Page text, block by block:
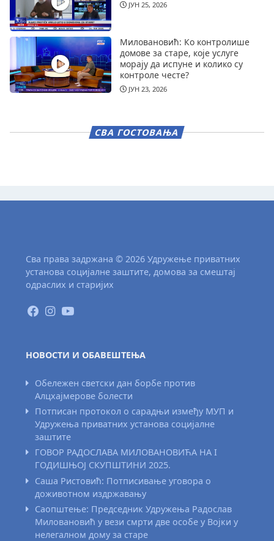
ЈУН 25, 2026
Миловановић: Ко контролише
домове за старе, које услуге
морају да испуне и колико су
контроле честе?
ЈУН 23, 2026
СВА ГОСТОВАЊА
Сва права задржана © 2026 Удружење приватних
установа социјалне заштите, домова за смештај
одраслих и старијих
НОВОСТИ И ОБАВЕШТЕЊА
Обележен светски дан борбе против
Алцхајмерове болести
Потписан протокол о сарадњи између МУП и
Удружења приватних установа социјалне
заштите
ГОВОР РАДОСЛАВА МИЛОВАНОВИЋА НА I
ГОДИШЊОЈ СКУПШТИНИ 2025.
Саша Ристовић: Потписивање уговора о
доживотном издржавању
Саопштење: Председник Удружења Радослав
Миловановић у вези смрти две особе у Војки у
нелегалном дому за старе